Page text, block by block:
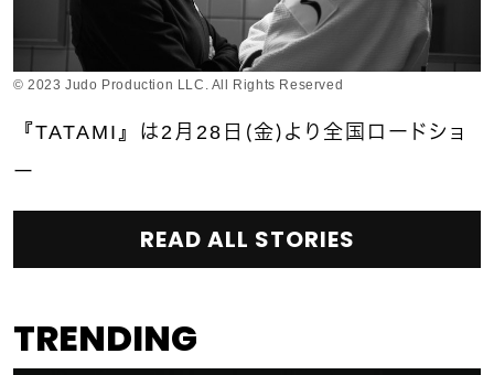
© 2023 Judo Production LLC. All Rights Reserved
『TATAMI』は2月28日（金）より全国ロードショ
ー
READ ALL STORIES
TRENDING